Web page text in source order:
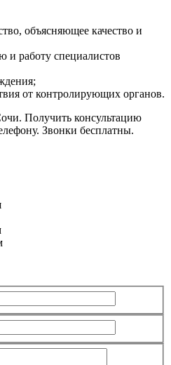
объясняющее качество и
и работу специалистов
от контролирующих органов.
Получить консультацию
Звонки бесплатны.